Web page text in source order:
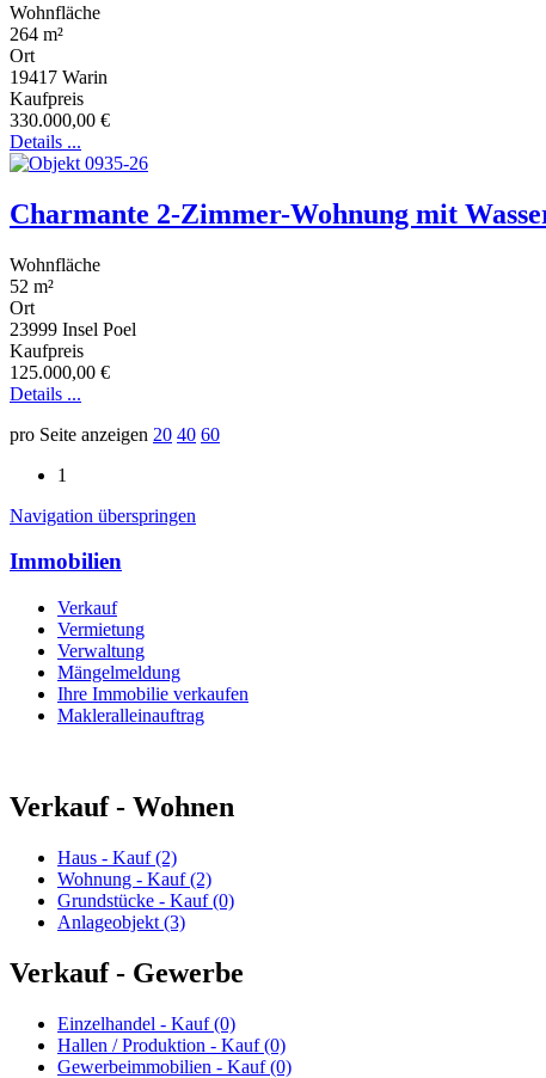
Wohnfläche
264 m²
Ort
19417 Warin
Kaufpreis
330.000,00 €
Details ...
Charmante 2-Zimmer-Wohnung mit
Wohnfläche
52 m²
Ort
23999 Insel Poel
Kaufpreis
125.000,00 €
Details ...
pro Seite anzeigen 20 40 60
1
Navigation überspringen
Immobilien
Verkauf
Vermietung
Verwaltung
Mängelmeldung
Ihre Immobilie verkaufen
Makleralleinauftrag
Verkauf - Wohnen
Haus - Kauf (2)
Wohnung - Kauf (2)
Grundstücke - Kauf (0)
Anlageobjekt (3)
Verkauf - Gewerbe
Einzelhandel - Kauf (0)
Hallen / Produktion - Kauf (0)
Gewerbeimmobilien - Kauf (0)